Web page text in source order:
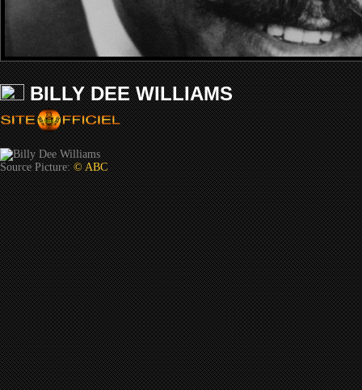
BILLY DEE WILLIAMS
Source Picture:© ABC